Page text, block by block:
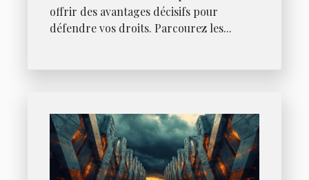
offrir des avantages décisifs pour
défendre vos droits. Parcourez les...